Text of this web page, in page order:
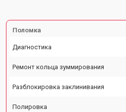
Поломка
Диагностика
Ремонт кольца зуммирования
Разблокировка заклинивания
Полировка